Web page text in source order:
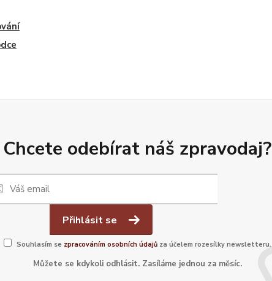
Chcete odebírat náš zpravodaj?
Přihlásit se
Souhlasím se zpracováním osobních údajůza účelem rozesílky newsletteru.
Můžete se kdykoli odhlásit. Zasíláme jednou za měsíc.